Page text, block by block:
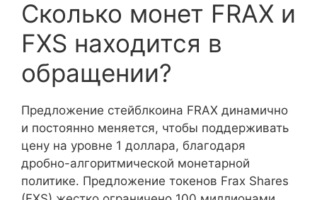
Сколько монет FRAX и
FXS находится в
обращении?
Предложение стейблкоина FRAX динамично
и постоянно меняется, чтобы поддерживать
цену на уровне 1 доллара, благодаря
дробно-алгоритмической монетарной
политике. Предложение токенов Frax Shares